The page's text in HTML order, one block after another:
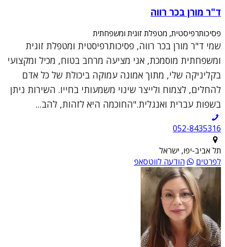
ד"ר מורן בכר רווה
פסיכותרפיסטית, מטפלת זוגית ומשפחתית
שמי ד"ר מורן בכר רווה, פסיכותרפיסטית ומטפלת זוגית
ומשפחתית מוסמכת, אני מציעה מרחב בטוח, מכיל ומקצועי
בקליניקה שלי, מתוך אמונה עמוקה ביכולת של כל אדם
להחלים, לצמוח ולייצר שינוי משמעותי בחייו. השירות ניתן
בשפות עברית ואנגלית."החוכמה היא לזהות, להב...
052-8435316
תל אביב-יפו, ישראל
לפרטים
הודעה לווטסאפ